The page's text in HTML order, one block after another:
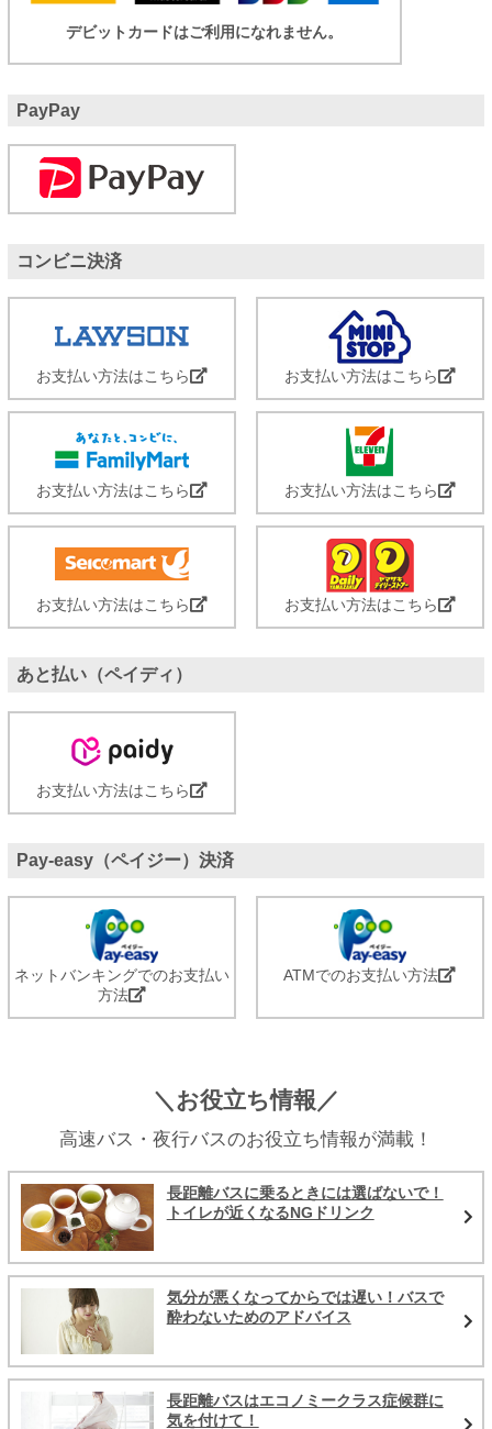
デビットカードはご利用になれません。
PayPay
コンビニ決済
お支払い方法はこちら お支払い方法はこちら
お支払い方法はこちら お支払い方法はこちら
お支払い方法はこちら お支払い方法はこちら
あと払い（ペイディ）
お支払い方法はこちら
Pay-easy（ペイジー）決済
ネットバンキングでのお支払い
方法
ATMでのお支払い方法
＼お役立ち情報／
高速バス・夜行バスのお役立ち情報が満載！
長距離バスに乗るときには選ばないで！
トイレが近くなるNGドリンク
気分が悪くなってからでは遅い！バスで
酔わないためのアドバイス
長距離バスはエコノミークラス症候群に
気を付けて！